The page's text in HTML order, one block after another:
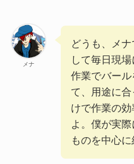
メナ
どうも、メ
して毎日現
作業でバール
て、用途に
けで作業の
よ。僕が実
ものを中心に